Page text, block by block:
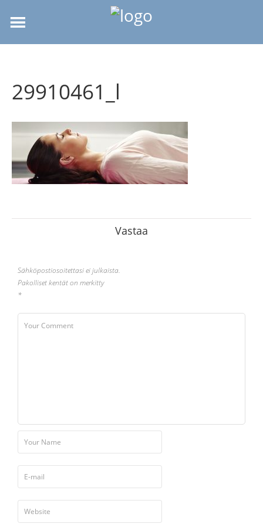
29910461_l
Vastaa
Sähköpostiosoitettasi ei julkaista.
Pakolliset kentät on merkitty
*